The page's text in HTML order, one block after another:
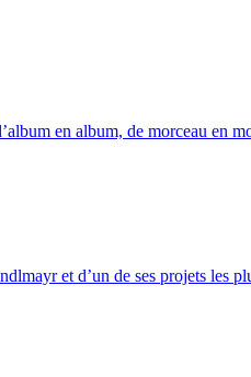
en album, de morceau en
et d’un de ses projets les